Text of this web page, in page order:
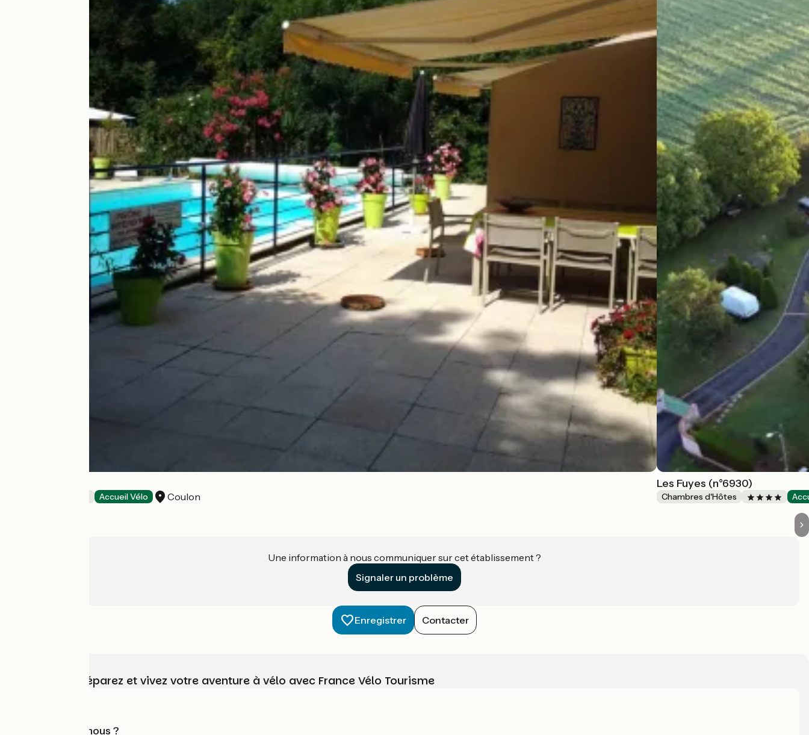
Accueil Vélo Coulon
Les Fuyes (n°6930)
Chambres d'Hôtes
Une information à nous communiquer sur cet établissement ?
Signaler un problème
Enregistrer Contacter
Choisissez, préparez et vivez votre aventure à vélo avec France Vélo Tourisme
Qui sommes-nous ?